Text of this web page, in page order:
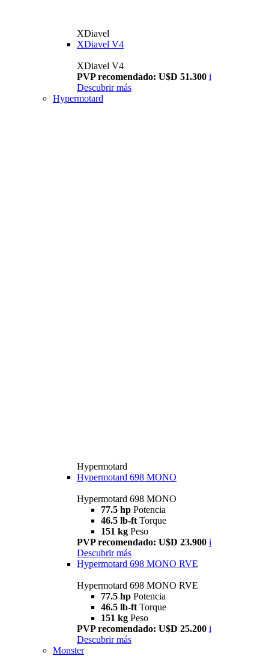
XDiavel
XDiavel V4
XDiavel V4
PVP recomendado: U$D 51.300 i
Descubrir más
Hypermotard
Hypermotard
Hypermotard 698 MONO
Hypermotard 698 MONO
77.5 hp Potencia
46.5 lb-ft Torque
151 kg Peso
PVP recomendado: U$D 23.900 i
Descubrir más
Hypermotard 698 MONO RVE
Hypermotard 698 MONO RVE
77.5 hp Potencia
46.5 lb-ft Torque
151 kg Peso
PVP recomendado: U$D 25.200 i
Descubrir más
Monster